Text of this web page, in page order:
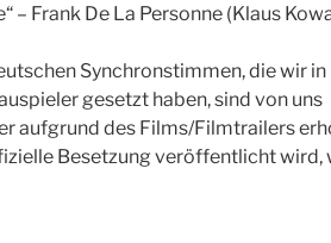
– Frank De La Personne (Klaus
Synchronstimmen, die wir in
gesetzt haben, sind von uns
aufgrund des Films/Filmtrailers
Besetzung veröffentlicht wird,